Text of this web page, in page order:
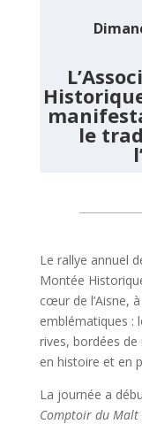
le
Le rallye annuel
Montée
cœur de l’Aisne,
emblématiques :
rives, bordées
en histoire et en
La journée a
Comptoir du Malt